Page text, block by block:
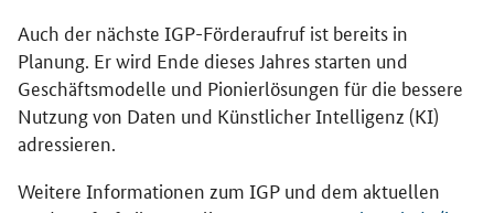
Auch der nächste IGP-Förderaufruf ist bereits in
Planung. Er wird Ende dieses Jahres starten und
Geschäftsmodelle und Pionierlösungen für die bessere
Nutzung von Daten und Künstlicher Intelligenz (KI)
adressieren.
Weitere Informationen zum IGP und dem aktuellen